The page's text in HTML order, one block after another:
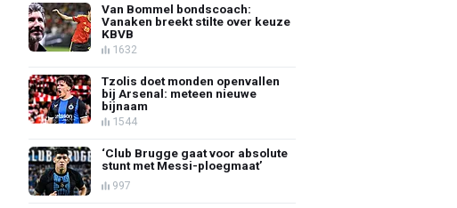
Van Bommel bondscoach:
Vanaken breekt stilte over keuze
KBVB
1632
Tzolis doet monden openvallen
bij Arsenal: meteen nieuwe
bijnaam
1544
‘Club Brugge gaat voor absolute
stunt met Messi-ploegmaat’
997